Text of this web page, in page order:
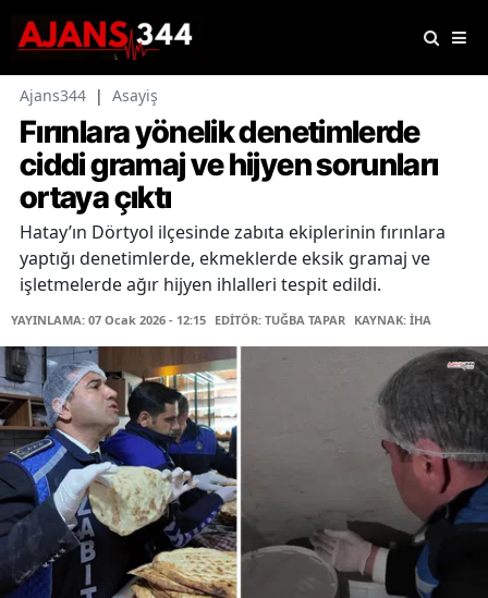
Ajans344 | Asayiş
Fırınlara yönelik denetimlerde
ciddi gramaj ve hijyen sorunları
ortaya çıktı
Hatay’ın Dörtyol ilçesinde zabıta ekiplerinin fırınlara
yaptığı denetimlerde, ekmeklerde eksik gramaj ve
işletmelerde ağır hijyen ihlalleri tespit edildi.
YAYINLAMA: 07 Ocak 2026 - 12:15 EDİTÖR: TUĞBA TAPAR KAYNAK: İHA